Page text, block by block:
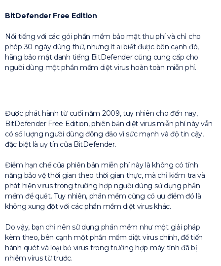
BitDefender Free Edition
Nổi tiếng với các gói phần mềm bảo mật thu phí và chỉ cho
phép 30 ngày dùng thử, nhưng ít ai biết được bên cạnh đó,
hãng bảo mật danh tiếng BitDefender cũng cung cấp cho
người dùng một phần mềm diệt virus hoàn toàn miễn phí.
Được phát hành từ cuối năm 2009, tuy nhiên cho đến nay,
BitDefender Free Edition, phiên bản diệt virus miễn phí này vẫn
có số lượng người dùng đông đảo vì sức mạnh và độ tin cậy,
đặc biệt là uy tín của BitDefender.
Điểm hạn chế của phiên bản miễn phí này là không có tính
năng bảo vệ thời gian theo thời gian thực, mà chỉ kiểm tra và
phát hiện virus trong trường hợp người dùng sử dụng phần
mềm để quét. Tuy nhiên, phần mềm cũng có ưu điểm đó là
không xung đột với các phần mềm diệt virus khác.
Do vậy, bạn chỉ nên sử dụng phần mềm như một giải pháp
kèm theo, bên cạnh một phần mềm diệt virus chính, để tiến
hành quét và loại bỏ virus trong trường hợp máy tính đã bị
nhiễm virus từ trước.